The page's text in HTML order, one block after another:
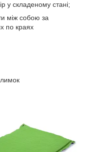
у складеному стані;
між собою за
по краях